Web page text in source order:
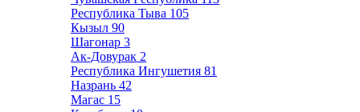
Республика Тыва 105
Кызыл 90
Шагонар 3
Ак-Довурак 2
Республика Ингушетия 81
Назрань 42
Магас 15